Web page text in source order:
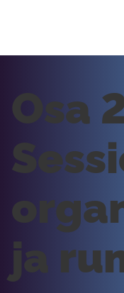
Osa
ja